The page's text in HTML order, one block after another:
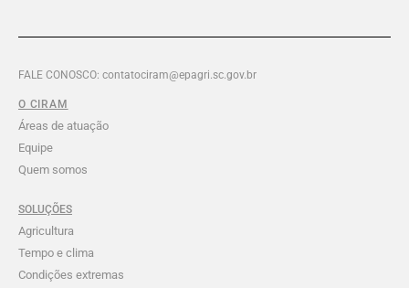
FALE CONOSCO: contatociram@epagri.sc.gov.br
O CIRAM
Áreas de atuação
Equipe
Quem somos
SOLUÇÕES
Agricultura
Tempo e clima
Condições extremas